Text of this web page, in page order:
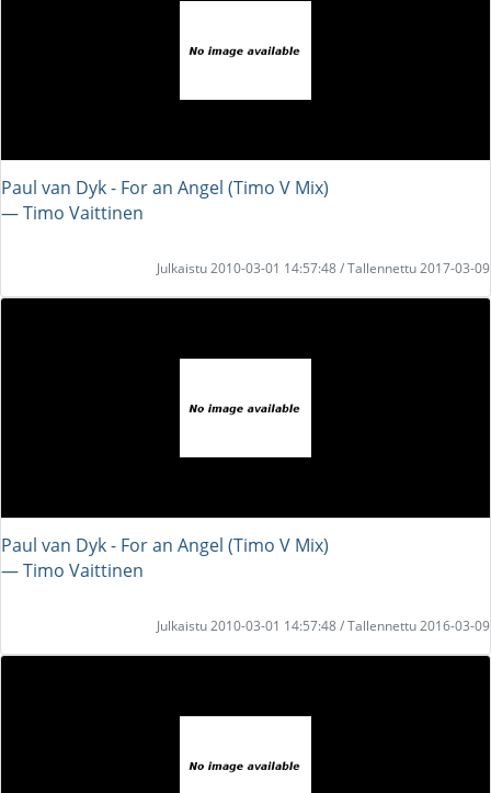
Paul van Dyk - For an Angel (Timo V Mix)
― Timo Vaittinen
Julkaistu 2010-03-01 14:57:48 / Tallennettu 2017-03-09
Paul van Dyk - For an Angel (Timo V Mix)
― Timo Vaittinen
Julkaistu 2010-03-01 14:57:48 / Tallennettu 2016-03-09